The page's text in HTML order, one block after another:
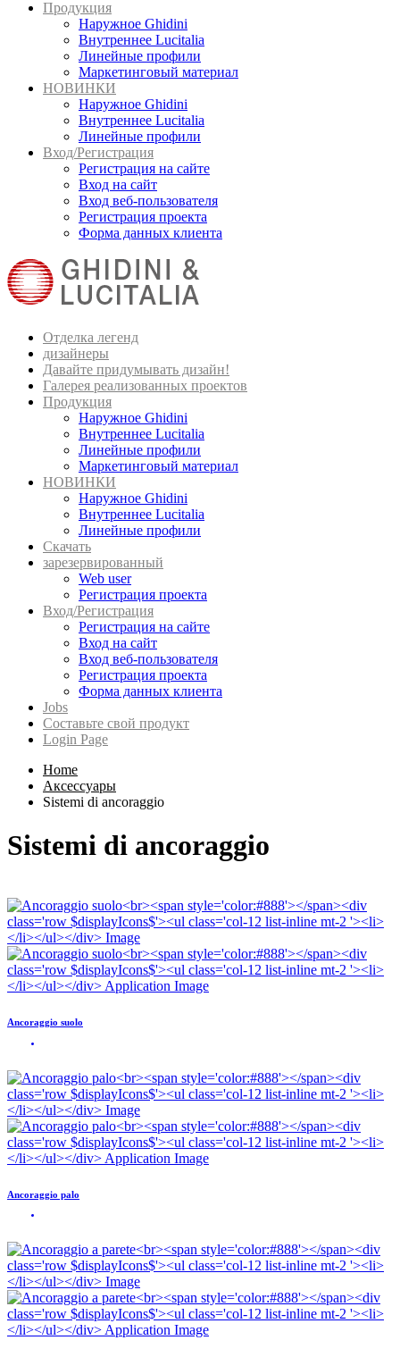
Продукция
Наружное Ghidini
Внутреннее Lucitalia
Линейные профили
Маркетинговый материал
НОВИНКИ
Наружное Ghidini
Внутреннее Lucitalia
Линейные профили
Вход/Регистрация
Регистрация на сайте
Вход на сайт
Вход веб-пользователя
Регистрация проекта
Форма данных клиента
Отделка легенд
дизайнеры
Давайте придумывать дизайн!
Галерея реализованных проектов
Продукция
Наружное Ghidini
Внутреннее Lucitalia
Линейные профили
Маркетинговый материал
НОВИНКИ
Наружное Ghidini
Внутреннее Lucitalia
Линейные профили
Скачать
зарезервированный
Web user
Регистрация проекта
Вход/Регистрация
Регистрация на сайте
Вход на сайт
Вход веб-пользователя
Регистрация проекта
Форма данных клиента
Jobs
Составьте свой продукт
Login Page
Home
Аксессуары
Sistemi di ancoraggio
Sistemi di ancoraggio
Ancoraggio suolo
Ancoraggio palo